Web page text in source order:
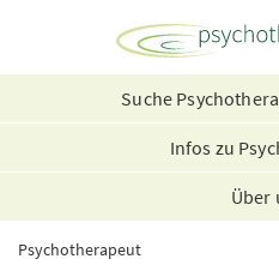
Suche
Infos zu
Über
Psychotherapeut